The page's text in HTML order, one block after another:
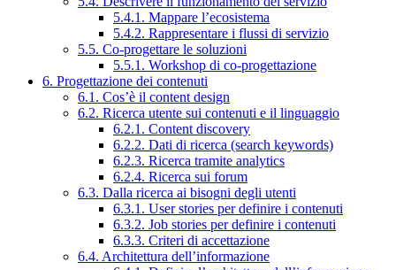
5.4.1. Mappare l’ecosistema
5.4.2. Rappresentare i flussi di servizio
5.5. Co-progettare le soluzioni
5.5.1. Workshop di co-progettazione
6. Progettazione dei contenuti
6.1. Cos’è il content design
6.2. Ricerca utente sui contenuti e il linguaggio
6.2.1. Content discovery
6.2.2. Dati di ricerca (search keywords)
6.2.3. Ricerca tramite analytics
6.2.4. Ricerca sui forum
6.3. Dalla ricerca ai bisogni degli utenti
6.3.1. User stories per definire i contenuti
6.3.2. Job stories per definire i contenuti
6.3.3. Criteri di accettazione
6.4. Architettura dell’informazione